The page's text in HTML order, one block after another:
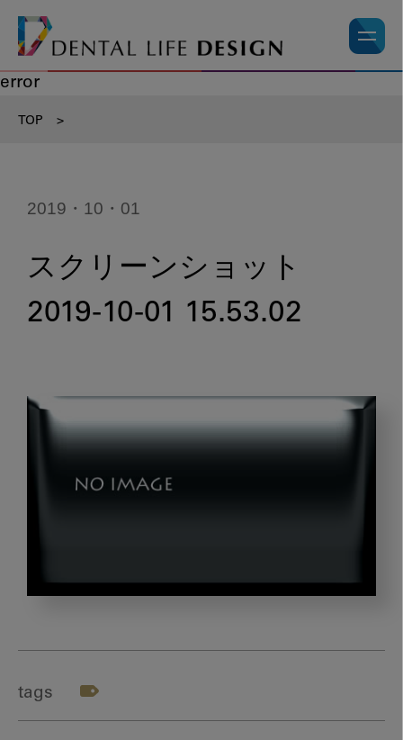
error
TOP >
2019・10・01
スクリーンショット
2019-10-01 15.53.02
リ
ン
シ
tags